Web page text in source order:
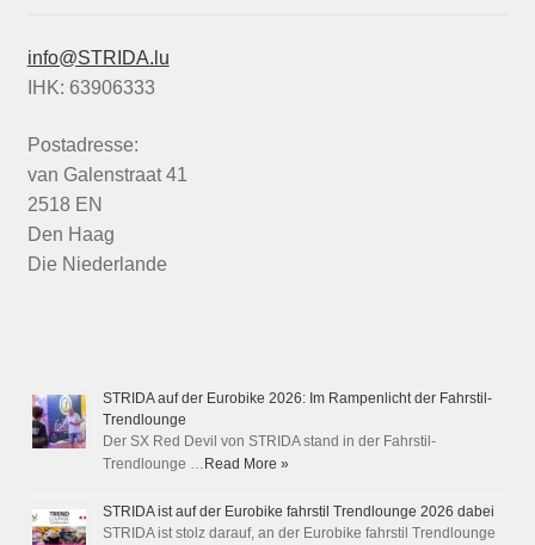
info@STRIDA.lu
IHK: 63906333
Postadresse:
van Galenstraat 41
2518 EN
Den Haag
Die Niederlande
STRIDA auf der Eurobike 2026: Im Rampenlicht der Fahrstil-
Trendlounge
Der SX Red Devil von STRIDA stand in der Fahrstil-
Trendlounge … Read More »
STRIDA ist auf der Eurobike fahrstil Trendlounge 2026 dabei
STRIDA ist stolz darauf, an der Eurobike fahrstil Trendlounge